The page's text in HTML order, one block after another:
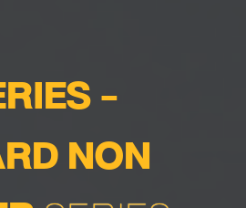
-
NON